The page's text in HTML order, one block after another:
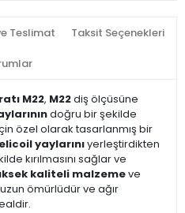
Teslimat Taksit Seçenekleri
M22, M22diş ölçüsüne
doğru bir şekilde
özel olarak tasarlanmış bir
yaylarınıyerleştirdikten
kırılmasını sağlar ve
kaliteli malzemeve
ömürlüdür ve ağır